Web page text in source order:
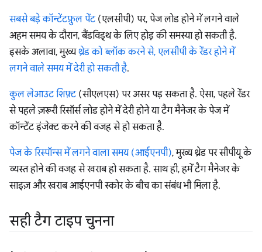
सबसे बड़े कॉन्टेंटफ़ुल पेंट(एलसीपी) पर, पेज लोड होने में लगने वाले
अहम समय के दौरान, बैंडविड्थ के लिए होड़ की समस्या हो सकती है.
इसके अलावा, मुख्यथ्रेड को ब्लॉक करने से, एलसीपी के रेंडर होने में
लगने वाले समय में देरी हो सकती है.
कुल लेआउट शिफ़्ट(सीएलएस) पर असर पड़ सकता है. ऐसा, पहले रेंडर
से पहले ज़रूरी रिसॉर्स लोड होने में देरी होने या टैग मैनेजर के पेज में
कॉन्टेंट इंजेक्ट करने की वजह से हो सकता है.
पेज के रिस्पॉन्स में लगने वाला समय (आईएनपी), मुख्य थ्रेड पर सीपीयू के
व्यस्त होने की वजह से खराब हो सकता है. साथ ही, हमें टैग मैनेजर के
साइज़ और खराब आईएनपी स्कोर के बीच का संबंध भी मिला है.
सही टैग टाइप चुनना